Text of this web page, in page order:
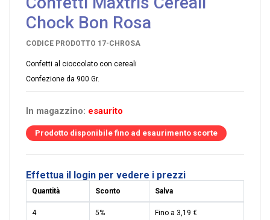
Chock Bon Rosa
CODICE PRODOTTO 17-CHROSA
Confetti al cioccolato con cereali
Confezione da 900 Gr.
In magazzino: esaurito
Prodotto disponibile fino ad esaurimento scorte
Effettua il login per vedere i prezzi
Quantità Sconto Salva
4 5% Fino a 3,19 €